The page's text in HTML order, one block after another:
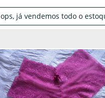
ops, já vendemos todo o